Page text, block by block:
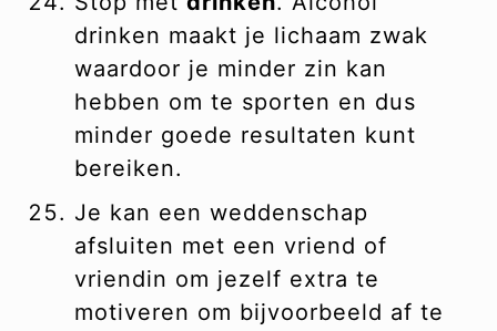
drinken maakt je lichaam zwak
waardoor je minder zin kan
hebben om te sporten en dus
minder goede resultaten kunt
bereiken.
Je kan een weddenschap
afsluiten met een vriend of
vriendin om jezelf extra te
motiveren om bijvoorbeeld af te